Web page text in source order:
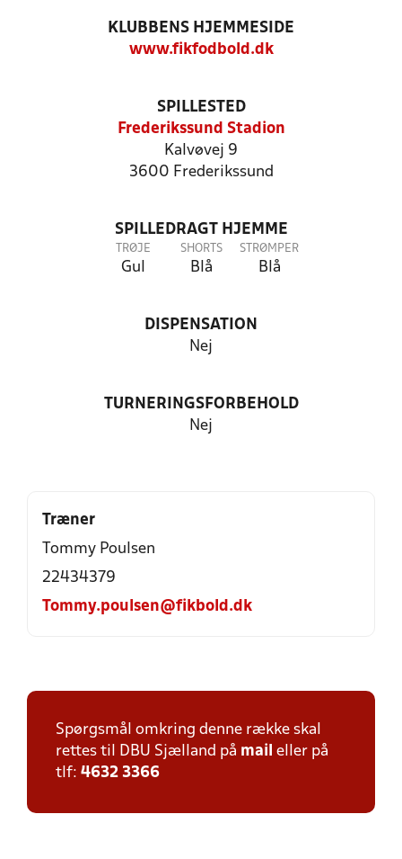
KLUBBENS HJEMMESIDE
www.fikfodbold.dk
SPILLESTED
Frederikssund Stadion
Kalvøvej 9
3600 Frederikssund
SPILLEDRAGT HJEMME
TRØJE
Gul
SHORTS
Blå
STRØMPER
Blå
DISPENSATION
Nej
TURNERINGSFORBEHOLD
Nej
Træner
Tommy Poulsen
22434379
Tommy.poulsen@fikbold.dk
Spørgsmål omkring denne række skal
rettes til DBU Sjælland på mail eller på
tlf: 4632 3366